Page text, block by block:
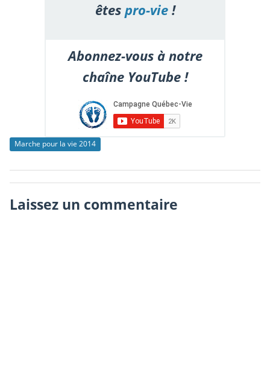
êtespro-vie!
Abonnez-vous à notre
chaîne YouTube !
Marche pour la vie 2014
Laissez un commentaire